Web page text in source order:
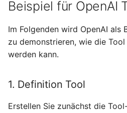
Beispiel für OpenAI
Im Folgenden wird OpenAI als
zu demonstrieren, wie die
werden kann.
1. Definition Tool
Erstellen Sie zunächst die